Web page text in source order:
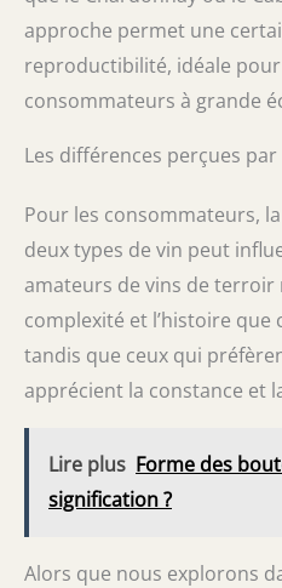
approche permet une
reproductibilité, idéale
consommateurs à grande
Les différences perçues
Pour les consommateurs,
deux types de vin peut
amateurs de vins de
complexité et l’histoire
tandis que ceux qui
apprécient la constance et
Lire plus Forme des
signification ?
Alors que nous explorons